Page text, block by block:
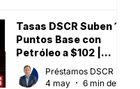
Tasas DSCR Suben 13
Puntos Base con
Petróleo a $102 |
Mayo 2026Préstamos DSCR
4 may